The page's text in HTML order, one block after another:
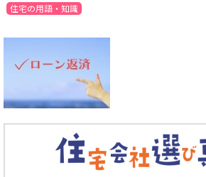
住宅の用語・知識